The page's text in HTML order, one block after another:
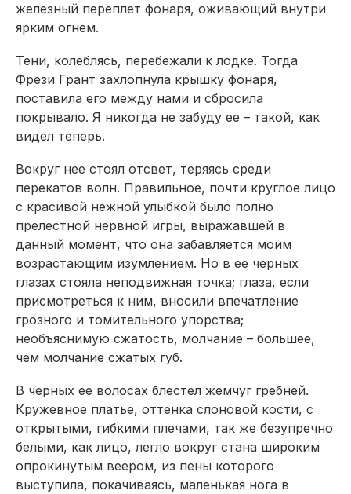
железный переплет фонаря, оживающий внутри
ярким огнем.
Тени, колеблясь, перебежали к лодке. Тогда
Фрези Грант захлопнула крышку фонаря,
поставила его между нами и сбросила
покрывало. Я никогда не забуду ее – такой, как
видел теперь.
Вокруг нее стоял отсвет, теряясь среди
перекатов волн. Правильное, почти круглое лицо
с красивой нежной улыбкой было полно
прелестной нервной игры, выражавшей в
данный момент, что она забавляется моим
возрастающим изумлением. Но в ее черных
глазах стояла неподвижная точка; глаза, если
присмотреться к ним, вносили впечатление
грозного и томительного упорства;
необъяснимую сжатость, молчание – большее,
чем молчание сжатых губ.
В черных ее волосах блестел жемчуг гребней.
Кружевное платье, оттенка слоновой кости, с
открытыми, гибкими плечами, так же безупречно
белыми, как лицо, легло вокруг стана широким
опрокинутым веером, из пены которого
выступила, покачиваясь, маленькая нога в